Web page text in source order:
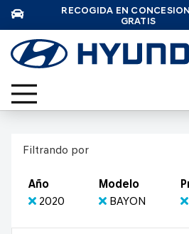
RECOGIDA EN
GRATIS
Filtrando por
Año
2020
Modelo
BAYON